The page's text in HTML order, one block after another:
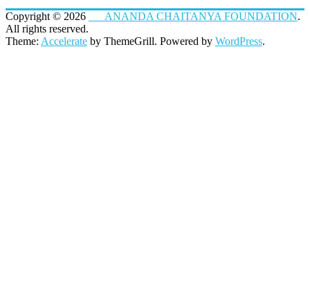
Copyright © 2026 ANANDA CHAITANYA FOUNDATION.
All rights reserved.
Theme: Accelerate by ThemeGrill. Powered by WordPress.